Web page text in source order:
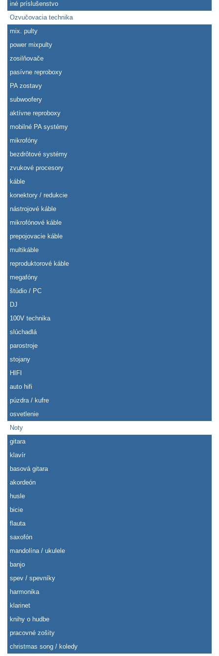
iné príslušenstvo
Ozvučovacia technika
mix. pulty
power mixpulty
zosilňovače
pasívne reproboxy
PA zostavy
subwoofery
aktívne reproboxy
mobilné PA systémy
mikrofóny
bezdrôtové systémy
zvukové procesory
káble
konektory / redukcie
nástrojové káble
mikrofónové káble
prepojovacie káble
multikáble
reproduktorové káble
megafóny
štúdio / PC
DJ
100V technika
slúchadlá
parostroje
stojany
HIFI
auto hifi
púzdra / kufre
osvetlenie
Noty
gitara
klavír
basová gitara
akordeón
husle
bicie
flauta
saxofón
mandolína / ukulele
banjo
spev / spevníky
harmonika
klarinet
knihy o hudbe
pracovné zošity
christmas song / koledy